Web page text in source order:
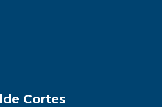
Cortes